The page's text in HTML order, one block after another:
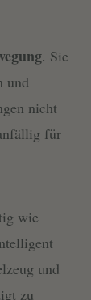
. Sie
und
nicht
für
wie
und
zu